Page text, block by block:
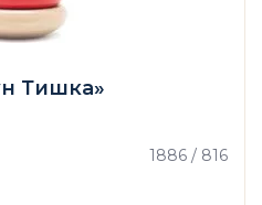
Тишка»
1886 / 816